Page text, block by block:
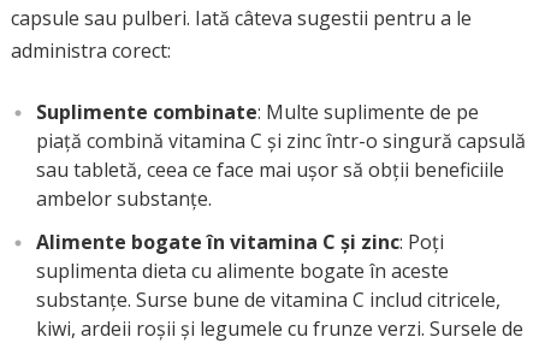
capsule sau pulberi. Iată câteva sugestii pentru a le
administra corect:
Suplimente combinate: Multe suplimente de pe
piață combină vitamina C și zinc într-o singură capsulă
sau tabletă, ceea ce face mai ușor să obții beneficiile
ambelor substanțe.
Alimente bogate în vitamina C și zinc: Poți
suplimenta dieta cu alimente bogate în aceste
substanțe. Surse bune de vitamina C includ citricele,
kiwi, ardeii roșii și legumele cu frunze verzi. Sursele de